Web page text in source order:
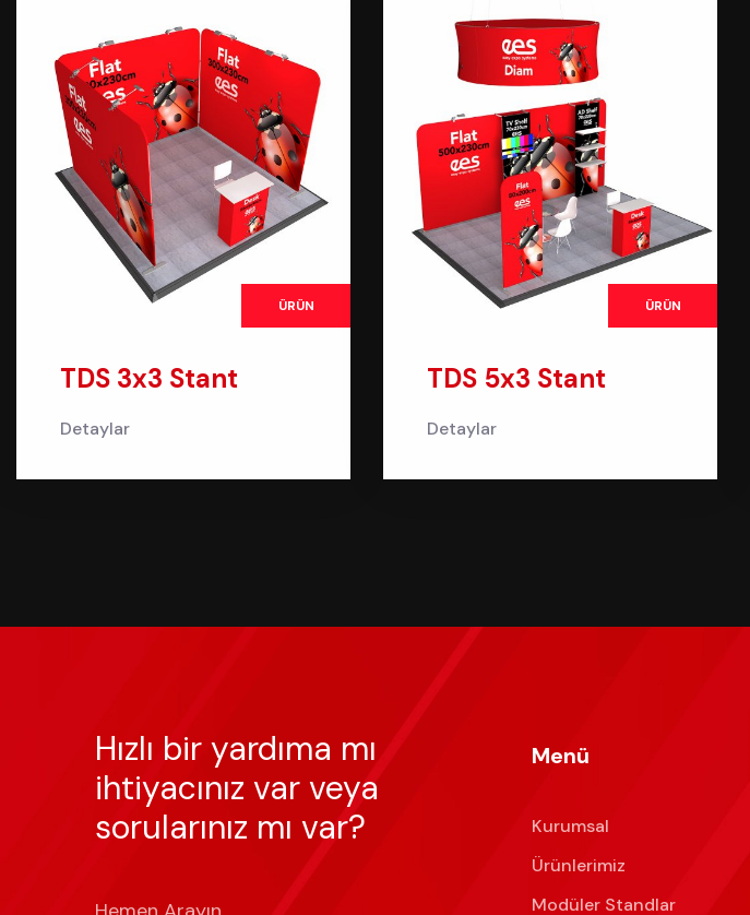
ÜRÜN
TDS 3x3 Stant
Detaylar
ÜRÜN
TDS 5x3 Stant
Detaylar
Hızlı bir yardıma mı
ihtiyacınız var veya
sorularınız mı var?
Menü
Kurumsal
Ürünlerimiz
Modüler Standlar